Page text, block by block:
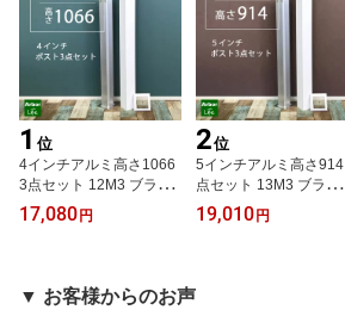
1 位
4インチアルミ高さ1066
3点セット 12M3 ブラン
クポスト&アルミマウン
トベース&ポストスカー
17,080 円
2位
5インチアルミ高さ
点セット 13M3 ブランク
ポスト&アルミマウント
ベース&ポストスカート
19,010 円
▼ お客様からのお声